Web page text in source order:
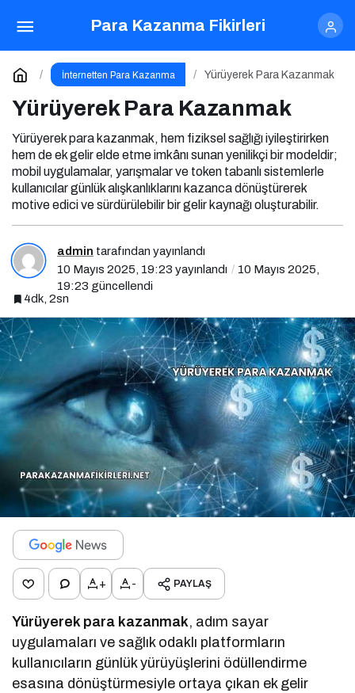
Para Kazanma Fikirleri
İnternetten Para Kazanma Yürüyerek Para Kazanmak
Yürüyerek Para Kazanmak
Yürüyerek para kazanmak, hem fiziksel sağlığı iyileştirirken
hem de ek gelir elde etme imkânı sunan yenilikçi bir modeldir;
mobil uygulamalar, yarışmalar ve token tabanlı sistemlerle
kullanıcılar günlük alışkanlıklarını kazanca dönüştürerek
motive edici ve sürdürülebilir bir gelir kaynağı oluşturabilir.
admin tarafından yayınlandı
10 Mayıs 2025, 19:23 yayınlandı
10 Mayıs 2025,
19:23 güncellendi
4dk, 2sn
+ - PAYLAŞ
Yürüyerek para kazanmak, adım sayar
uygulamaları ve sağlık odaklı platformların
kullanıcıların günlük yürüyüşlerini ödüllendirme
esasına dönüştürmesiyle ortaya çıkan ek gelir
Yürüyerek Para Kazanmak Yorum Yap